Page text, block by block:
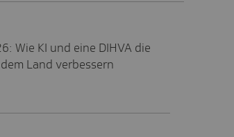
Wie KI und eine DIHVA die
Land verbessern